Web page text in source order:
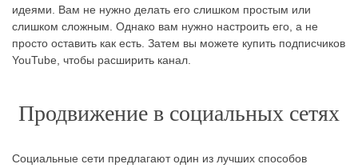
идеями. Вам не нужно делать его слишком простым или
слишком сложным. Однако вам нужно настроить его, а не
просто оставить как есть. Затем вы можете купить подписчиков
YouTube, чтобы расширить канал.
Продвижение в социальных сетях
Социальные сети предлагают один из лучших способов